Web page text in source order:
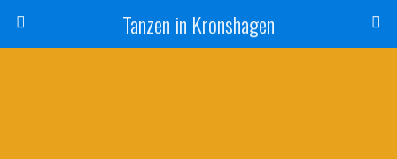
Tanzen in Kronshagen